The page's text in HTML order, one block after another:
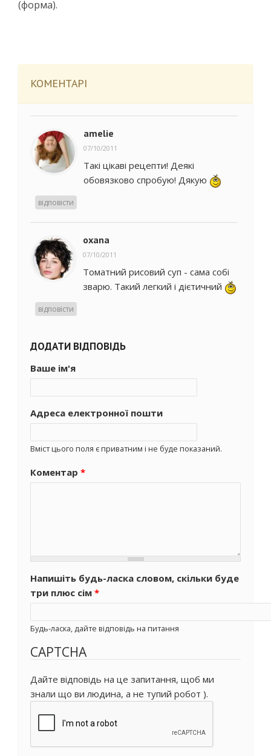
(форма).
КОМЕНТАРІ
amelie
07/10/2011
Такі цікаві рецепти! Деякі
обовязково спробую! Дякую
відповісти
oxana
07/10/2011
Томатний рисовий суп - сама собі
зварю. Такий легкий і дієтичний
відповісти
ДОДАТИ ВІДПОВІДЬ
Ваше ім'я
Адреса електронної пошти
Вміст цього поля є приватним і не буде показаний.
Коментар *
Напишіть будь-ласка словом, скільки буде
три плюс сім *
Будь-ласка, дайте відповідь на питання
CAPTCHA
Дайте відповідь на це запитання, щоб ми
знали що ви людина, а не тупий робот ).